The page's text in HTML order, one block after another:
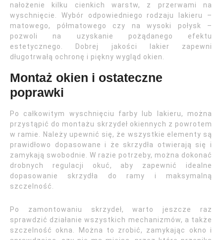
nałożenie kilku cienkich warstw, z przerwami na
wyschnięcie. Wybór odpowiedniego rodzaju lakieru –
matowego, półmatowego czy na wysoki połysk –
pozwoli na uzyskanie pożądanego efektu
estetycznego. Dobrej jakości lakier zapewni
długotrwałą ochronę i piękny wygląd okien.
Montaż okien i ostateczne
poprawki
Po całkowitym wyschnięciu farby lub lakieru, można
przystąpić do montażu skrzydeł okiennych z powrotem
w ramie. Należy upewnić się, że wszystkie elementy są
prawidłowo dopasowane i że skrzydła otwierają się i
zamykają swobodnie. W razie potrzeby, można dokonać
drobnych regulacji okuć, aby zapewnić idealne
dopasowanie skrzydła do ramy i maksymalną
szczelność.
Po zamontowaniu skrzydeł, warto jeszcze raz
sprawdzić działanie wszystkich mechanizmów, a także
szczelność okna. Można to zrobić, zamykając okno i